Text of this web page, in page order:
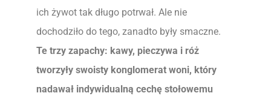
ich żywot tak długo potrwał. Ale nie
dochodziło do tego, zanadto były smaczne.
Te trzy zapachy: kawy, pieczywa i róż
tworzyły swoisty konglomerat woni, który
nadawał indywidualną cechę stołowemu